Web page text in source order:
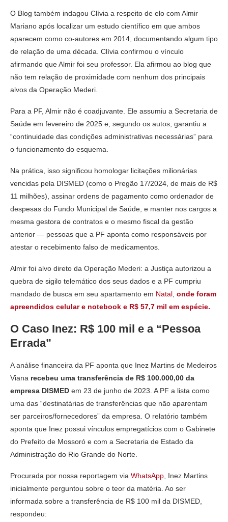
O Blog também indagou Clívia a respeito de elo com Almir
Mariano após localizar um estudo científico em que ambos
aparecem como co-autores em 2014, documentando algum tipo
de relação de uma década. Clívia confirmou o vínculo
afirmando que Almir foi seu professor. Ela afirmou ao blog que
não tem relação de proximidade com nenhum dos principais
alvos da Operação Mederi.
Para a PF, Almir não é coadjuvante. Ele assumiu a Secretaria de
Saúde em fevereiro de 2025 e, segundo os autos, garantiu a
“continuidade das condições administrativas necessárias” para
o funcionamento do esquema.
Na prática, isso significou homologar licitações milionárias
vencidas pela DISMED (como o Pregão 17/2024, de mais de R$
11 milhões), assinar ordens de pagamento como ordenador de
despesas do Fundo Municipal de Saúde, e manter nos cargos a
mesma gestora de contratos e o mesmo fiscal da gestão
anterior — pessoas que a PF aponta como responsáveis por
atestar o recebimento falso de medicamentos.
Almir foi alvo direto da Operação Mederi: a Justiça autorizou a
quebra de sigilo telemático dos seus dados e a PF cumpriu
mandado de busca em seu apartamento em Natal onde foram
apreendidos celular e notebook e R$ 57,7 mil em espécie.
O Caso Inez: R$ 100 mil e a “Pessoa
Errada”
A análise financeira da PF aponta que Inez Martins de Medeiros
Viana recebeu uma transferência de R$ 100.000,00 da
empresa DISMED em 23 de junho de 2023. A PF a lista como
uma das “destinatárias de transferências que não aparentam
ser parceiros/fornecedores” da empresa. O relatório também
aponta que Inez possui vínculos empregatícios com o Gabinete
do Prefeito de Mossoró e com a Secretaria de Estado da
Administração do Rio Grande do Norte.
Procurada por nossa reportagem via WhatsApp , Inez Martins
inicialmente perguntou sobre o teor da matéria. Ao ser
informada sobre a transferência de R$ 100 mil da DISMED,
respondeu: